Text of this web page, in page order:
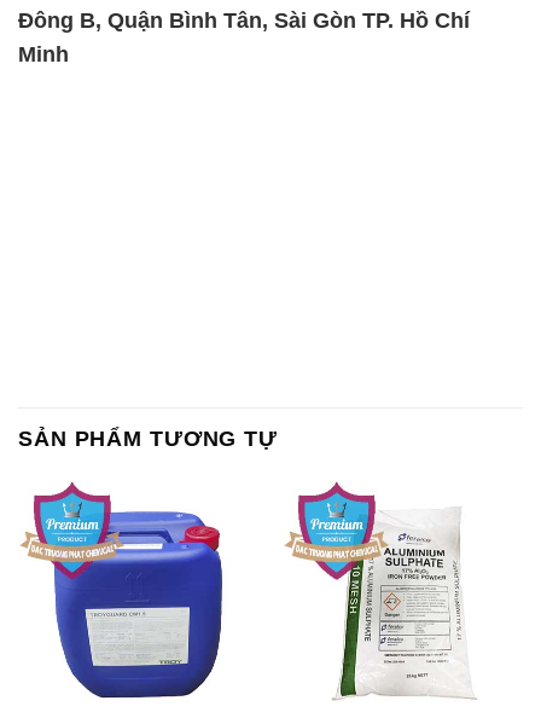
Đông B, Quận Bình Tân, Sài Gòn TP. Hồ Chí
Minh
SẢN PHẨM TƯƠNG TỰ